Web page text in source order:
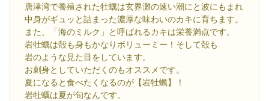
唐津湾で養殖された牡蠣は玄界灘の速い潮にと波にもまれ
中身がギュッと詰まった濃厚な味わいのカキに育ちます。
また、「海のミルク」と呼ばれるカキは栄養満点です。
岩牡蠣は殻も身もかなりボリューミー！そして殻も
岩のような見た目をしています。
お刺身としていただくのもオススメです。
夏になると食べたくなるのが【岩牡蠣】！
岩牡蠣は夏が旬なんです。